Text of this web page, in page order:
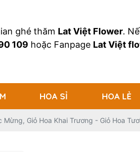
ghé thăm Lat Việt Flower.
109 hoặc Fanpage Lat Việt
HOA SỈ HOA LẺ
Mừng, Giỏ Hoa Khai Trương - Giỏ Hoa